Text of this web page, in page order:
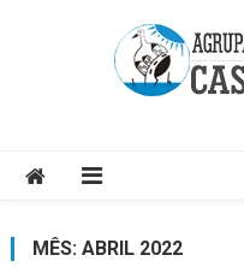
MÊS: ABRIL 2022